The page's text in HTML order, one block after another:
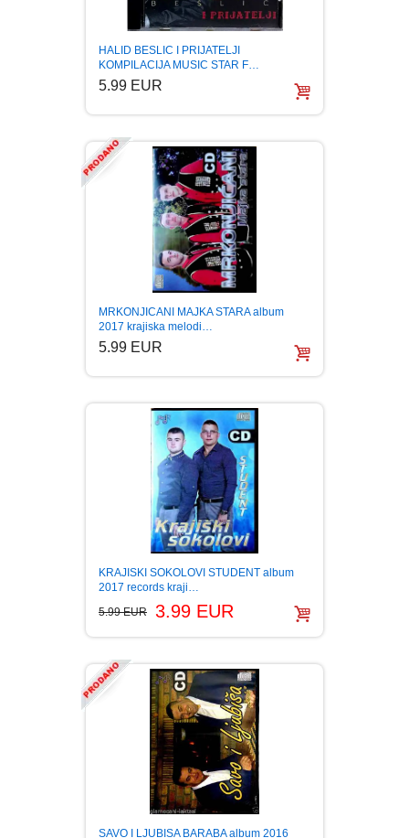
PUTOPISI
STRIP
TEORIJE ZAVERE
TINEJDŽ
TRILERI
UMETNOST
HALID BESLIC I PRIJATELJI
KOMPILACIJA MUSIC STAR F…
5.99 EUR
MRKONJICANI MAJKA STARA album
2017 krajiska melodi…
5.99 EUR
KRAJISKI SOKOLOVI STUDENT album
2017 records kraji…
5.99 EUR
3.99 EUR
SAVO I LJUBISA BARABA album 2016